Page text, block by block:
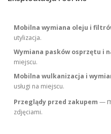
Mobilna wymiana oleju i
utylizacja.
Wymiana pasków osprzętu i
miejscu.
Mobilna wulkanizacja i
usługi na miejscu.
Przeglądy przed zakupem —
zdjęciami.